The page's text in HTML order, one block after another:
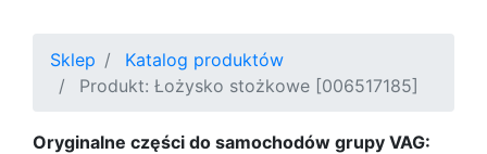
Sklep
Katalog produktów
Produkt: Łożysko stożkowe [006517185]
Oryginalne części do samochodów grupy VAG: